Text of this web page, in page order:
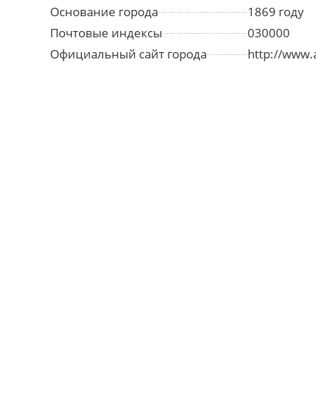
Основание города
1869 году
Почтовые индексы
030000
Официальный сайт города
http://